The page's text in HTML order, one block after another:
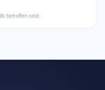
betroffen sind.